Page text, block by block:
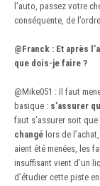
l’auto, passez votre
conséquente, de
@Franck : Et après
que dois-je faire ?
@Mike051 : Il faut
basique : s’assurer
faut s’assurer soit que
changé lors de
aient été menées, les
insuffisant vient d’un
d’étudier cette piste